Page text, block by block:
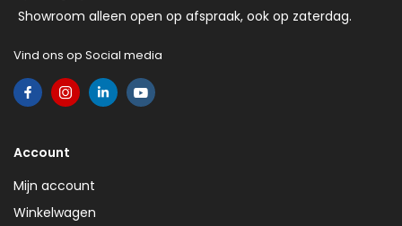
Showroom alleen open op afspraak, ook op zaterdag.
Vind ons op Social media
Account
Mijn account
Winkelwagen